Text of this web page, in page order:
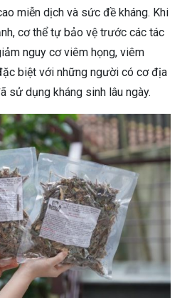
miễn dịch và sức đề kháng. Khi
cơ thể tự bảo vệ trước các tác
nguy cơ viêm họng, viêm
biệt với những người có cơ địa
sử dụng kháng sinh lâu ngày.